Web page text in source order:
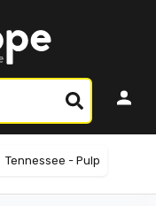
Tennessee - Pulp